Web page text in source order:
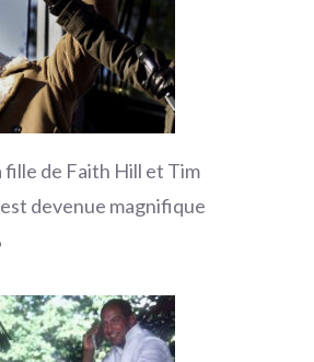
fille de Faith Hill et Tim
devenue magnifique